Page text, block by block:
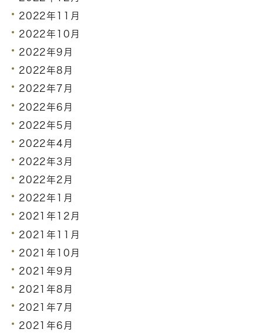
2022年11月
2022年10月
2022年9月
2022年8月
2022年7月
2022年6月
2022年5月
2022年4月
2022年3月
2022年2月
2022年1月
2021年12月
2021年11月
2021年10月
2021年9月
2021年8月
2021年7月
2021年6月